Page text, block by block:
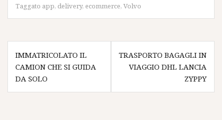
Taggato app, delivery, ecommerce, Volvo
Navigazione
articoli
IMMATRICOLATO IL
CAMION CHE SI GUIDA
DA SOLO
TRASPORTO BAGAGLI IN
VIAGGIO DHL LANCIA
ZYPPY